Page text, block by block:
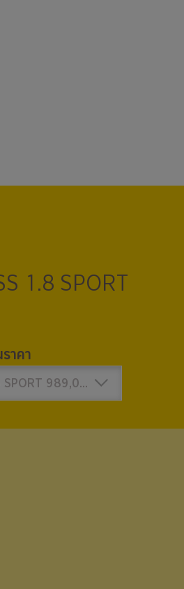
1.8 SPORT
าคา
COROLLA CROSS 1.8 SPORT 989,000 บาท